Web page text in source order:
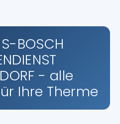
BOSCH
- alle
Ihre Therme